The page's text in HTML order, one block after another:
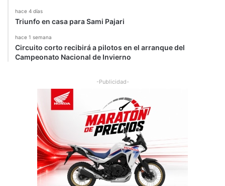
hace 4 días
Triunfo en casa para Sami Pajari
hace 1 semana
Circuito corto recibirá a pilotos en el arranque del
Campeonato Nacional de Invierno
-Publicidad-